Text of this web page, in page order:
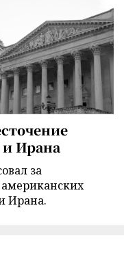
Ирана
за
Ирана.